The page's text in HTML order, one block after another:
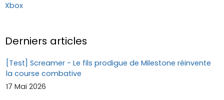
Xbox
Derniers articles
[Test] Screamer - Le fils prodigue de Milestone réinvente
la course combative
17 Mai 2026